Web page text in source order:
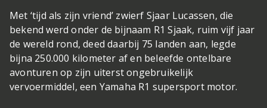
Met ‘tijd als zijn vriend’ zwierf Sjaar Lucassen, die
bekend werd onder de bijnaam R1 Sjaak, ruim vijf jaar
de wereld rond, deed daarbij 75 landen aan, legde
bijna 250.000 kilometer af en beleefde ontelbare
avonturen op zijn uiterst ongebruikelijk
vervoermiddel, een Yamaha R1 supersport motor.